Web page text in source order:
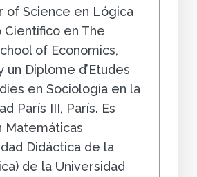
of Science en Lógica
en The
of Economics,
un Diplome d’Etudes
en Sociología en la
París III, París. Es
Matemáticas
Didáctica de la
de la Universidad